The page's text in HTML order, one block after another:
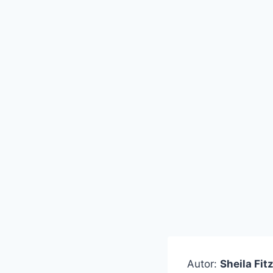
Autor: Sheila